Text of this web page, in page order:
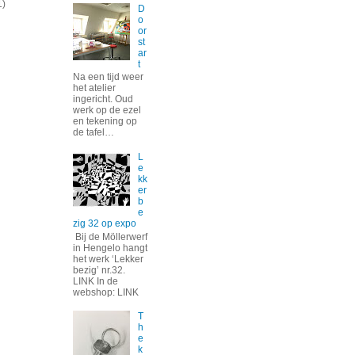
D
o
or
st
ar
t
Na een tijd weer
het atelier
ingericht. Oud
werk op de ezel
en tekening op
de tafel…
L
e
kk
er
b
e
zig 32 op expo
Bij de Möllerwerf
in Hengelo hangt
het werk ‘Lekker
bezig’ nr.32.
LINK In de
webshop: LINK
T
h
e
k